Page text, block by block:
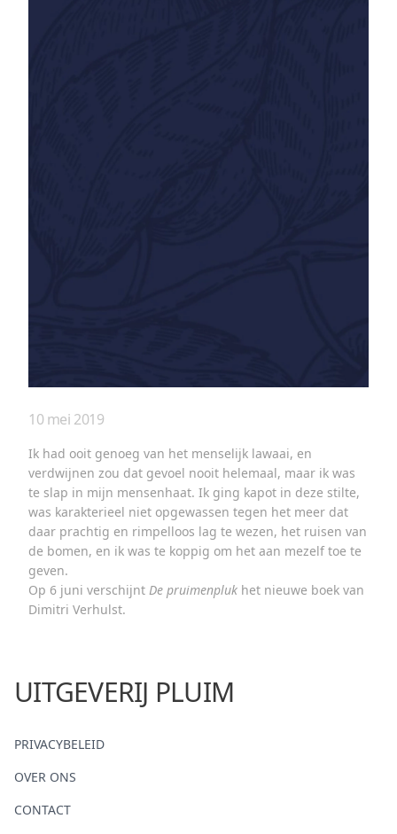
10 mei 2019
Ik had ooit genoeg van het menselijk lawaai, en
verdwijnen zou dat gevoel nooit helemaal, maar ik was
te slap in mijn mensenhaat. Ik ging kapot in deze stilte,
was karakterieel niet opgewassen tegen het meer dat
daar prachtig en rimpelloos lag te wezen, het ruisen van
de bomen, en ik was te koppig om het aan mezelf toe te
geven.
Op 6 juni verschijnt De pruimenpluk het nieuwe boek van
Dimitri Verhulst.
UITGEVERIJ PLUIM
PRIVACYBELEID
OVER ONS
CONTACT